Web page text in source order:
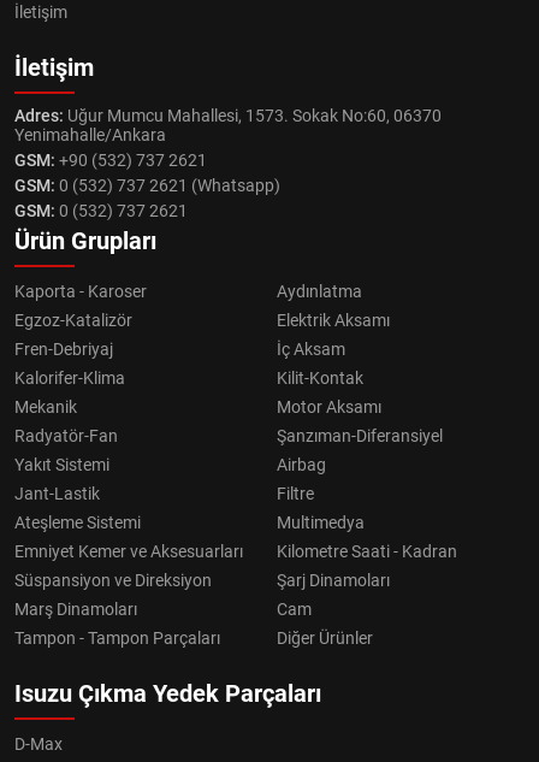
İletişim
İletişim
Adres: Uğur Mumcu Mahallesi, 1573. Sokak No:60, 06370
Yenimahalle/Ankara
GSM: +90 (532) 737 2621
GSM: 0 (532) 737 2621 (Whatsapp)
GSM: 0 (532) 737 2621
Ürün Grupları
Kaporta - Karoser
Aydınlatma
Egzoz-Katalizör
Elektrik Aksamı
Fren-Debriyaj
İç Aksam
Kalorifer-Klima
Kilit-Kontak
Mekanik
Motor Aksamı
Radyatör-Fan
Şanzıman-Diferansiyel
Yakıt Sistemi
Airbag
Jant-Lastik
Filtre
Ateşleme Sistemi
Multimedya
Emniyet Kemer ve Aksesuarları
Kilometre Saati - Kadran
Süspansiyon ve Direksiyon
Şarj Dinamoları
Marş Dinamoları
Cam
Tampon - Tampon Parçaları
Diğer Ürünler
Isuzu Çıkma Yedek Parçaları
D-Max